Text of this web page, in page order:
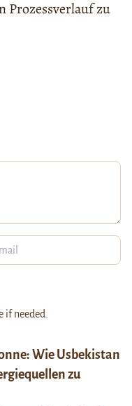
Prozessverlauf zu
Wie Usbekistan
zu
needed.